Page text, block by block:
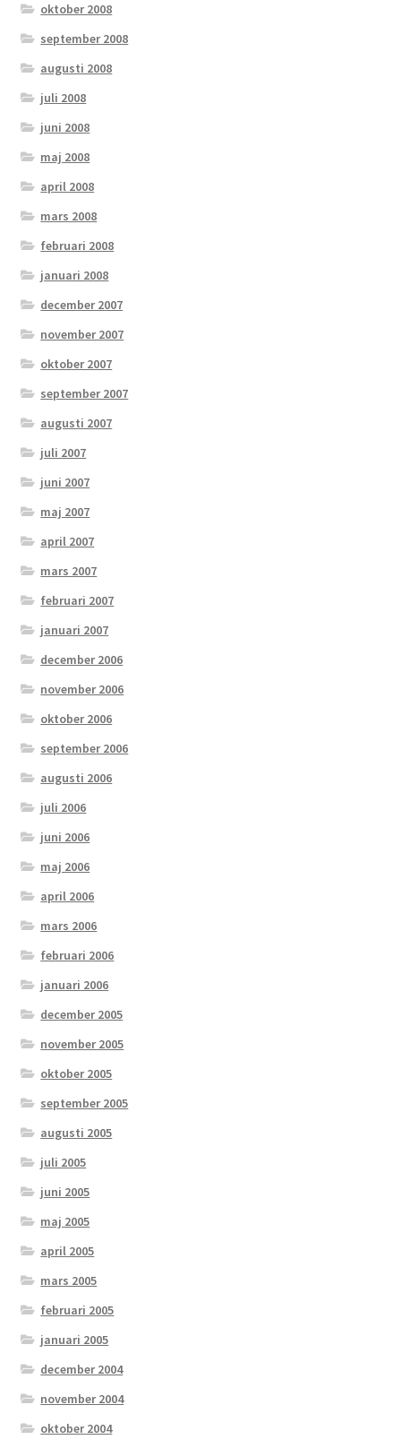
oktober 2008
september 2008
augusti 2008
juli 2008
juni 2008
maj 2008
april 2008
mars 2008
februari 2008
januari 2008
december 2007
november 2007
oktober 2007
september 2007
augusti 2007
juli 2007
juni 2007
maj 2007
april 2007
mars 2007
februari 2007
januari 2007
december 2006
november 2006
oktober 2006
september 2006
augusti 2006
juli 2006
juni 2006
maj 2006
april 2006
mars 2006
februari 2006
januari 2006
december 2005
november 2005
oktober 2005
september 2005
augusti 2005
juli 2005
juni 2005
maj 2005
april 2005
mars 2005
februari 2005
januari 2005
december 2004
november 2004
oktober 2004